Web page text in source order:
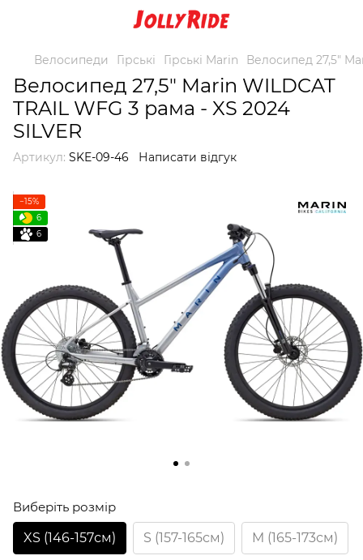
Велосипеди Гірські Гірські Marin Велосипед 27,5"
Велосипед 27,5" Marin WILDCAT
TRAIL WFG 3 рама - XS 2024
SILVER
Артикул: SKE-09-46 Написати відгук
−15%
6
6
Виберіть розмір
XS (146-157см)
S (157-165см) M (165-173см)